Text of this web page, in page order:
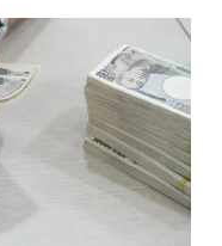
quảng cáo